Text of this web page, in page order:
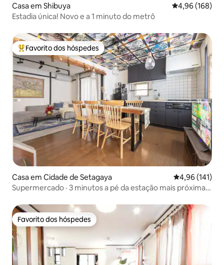
Casa em Shibuya Classificação
4,96 (168)
Estadia única! Novo e a 1 minuto do metrô
Favoritos dos hóspedes mais apreciados
Favorito dos hóspedes
Casa em Cidade de Setagaya Classificação
4,96 (141)
Supermercado · 3 minutos a pé da estação mais próxima
85 metros quadrados | Até 8 pessoas podem ficar |
Favorito dos hóspedes
Favorito dos hóspedes